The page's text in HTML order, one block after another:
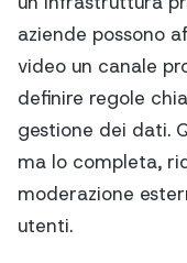
aziende possono
video un canale
definire regole
gestione dei dati.
ma lo completa,
moderazione
utenti.